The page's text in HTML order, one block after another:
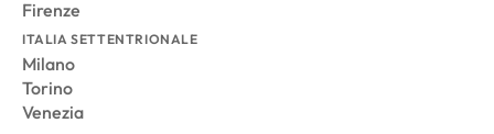
Firenze
ITALIA SETTENTRIONALE
Milano
Torino
Venezia